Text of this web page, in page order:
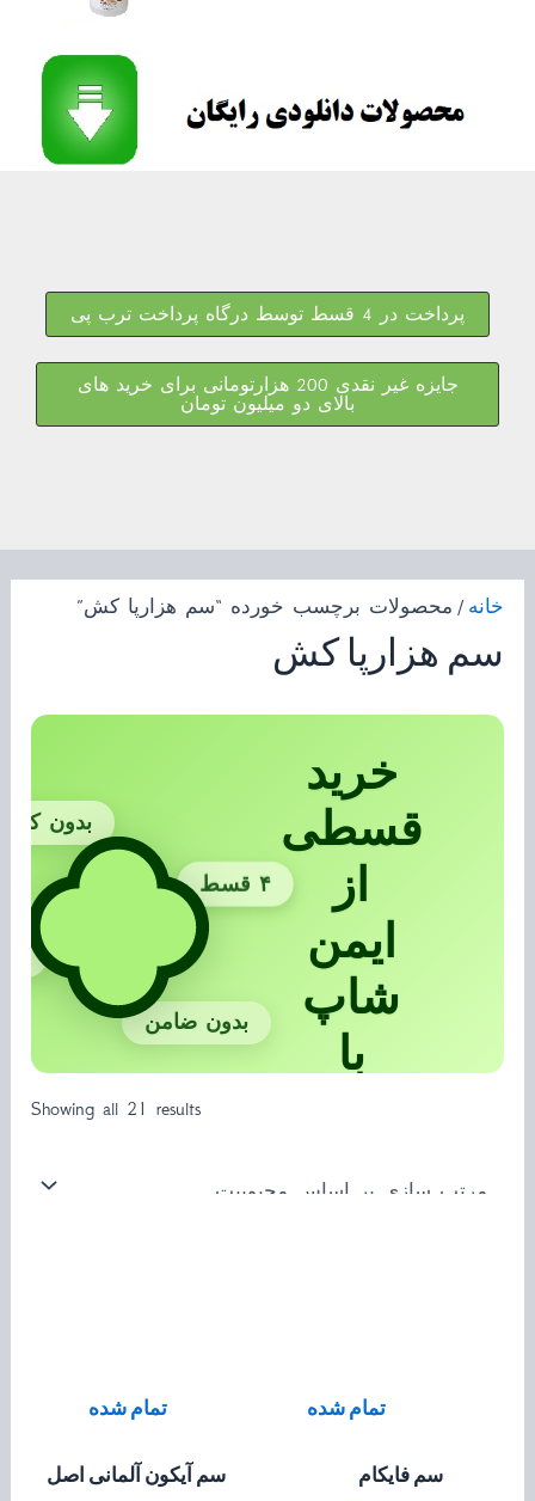
پرداخت در 4 قسط توسط درگاه پرداخت ترب پی
جایزه غیر نقدی 200 هزارتومانی برای خرید های
بالای دو میلیون تومان
خانه / محصولات برچسب خورده “سم هزارپا کش”
سم هزارپا کش
خرید
قسطی
از
ایمن
شاپ
با
بدون
۴ قسط
بدون ضامن
Showing all 21 results
تمام شده
سم فایکام
تمام شده
سم آیکون آلمانی اصل